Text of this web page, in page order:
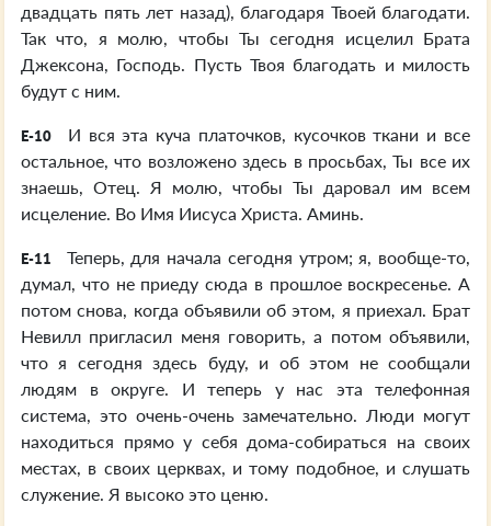
двадцать пять лет назад), благодаря Твоей благодати.
Так что, я молю, чтобы Ты сегодня исцелил Брата
Джексона, Господь. Пусть Твоя благодать и милость
будут с ним.
E-10
И вся эта куча платочков, кусочков ткани и все
остальное, что возложено здесь в просьбах, Ты все их
знаешь, Отец. Я молю, чтобы Ты даровал им всем
исцеление. Во Имя Иисуса Христа. Аминь.
E-11
Теперь, для начала сегодня утром; я, вообще-то,
думал, что не приеду сюда в прошлое воскресенье. А
потом снова, когда объявили об этом, я приехал. Брат
Невилл пригласил меня говорить, а потом объявили,
что я сегодня здесь буду, и об этом не сообщали
людям в округе. И теперь у нас эта телефонная
система, это очень-очень замечательно. Люди могут
находиться прямо у себя дома-собираться на своих
местах, в своих церквах, и тому подобное, и слушать
служение. Я высоко это ценю.